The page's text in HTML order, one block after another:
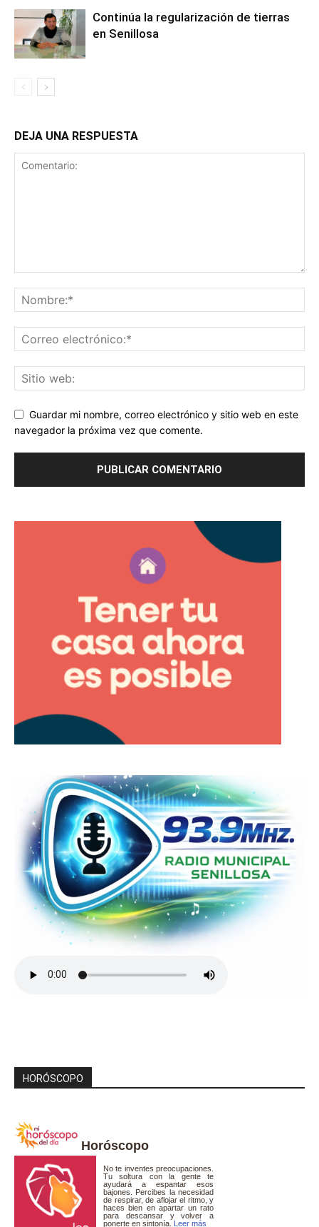
Continúa la regularización de tierras
en Senillosa
DEJA UNA RESPUESTA
Guardar mi nombre, correo electrónico y sitio web en este
navegador la próxima vez que comente.
HORÓSCOPO
Horóscopo